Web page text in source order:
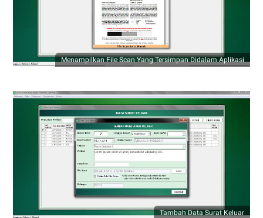
Menampilkan File Scan Yang Tersimpan Didalam Aplikasi
Tambah Data Surat Keluar